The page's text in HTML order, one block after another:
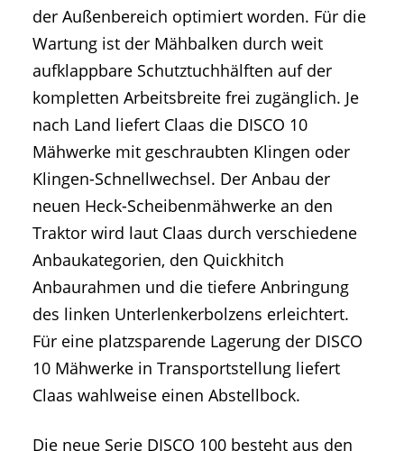
der Außenbereich optimiert worden. Für die
Wartung ist der Mähbalken durch weit
aufklappbare Schutztuchhälften auf der
kompletten Arbeitsbreite frei zugänglich. Je
nach Land liefert Claas die DISCO 10
Mähwerke mit geschraubten Klingen oder
Klingen-Schnellwechsel. Der Anbau der
neuen Heck-Scheibenmähwerke an den
Traktor wird laut Claas durch verschiedene
Anbaukategorien, den Quickhitch
Anbaurahmen und die tiefere Anbringung
des linken Unterlenkerbolzens erleichtert.
Für eine platzsparende Lagerung der DISCO
10 Mähwerke in Transportstellung liefert
Claas wahlweise einen Abstellbock.
Die neue Serie DISCO 100 besteht aus den